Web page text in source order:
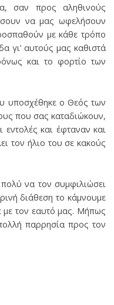
σαν προς αληθινούς
να μας ωφελήσουν
με κάθε τρόπο
γι’ αυτούς μας καθιστά
και το φορτίο των
υποσχέθηκε ο Θεός των
που σας καταδιώκουν,
εντολές και έφταναν και
τον ήλιο του σε κακούς
να τον συμφιλιώσει
διάθεση το κάμνουμε
με τον εαυτό μας. Μήπως
παρρησία προς τον